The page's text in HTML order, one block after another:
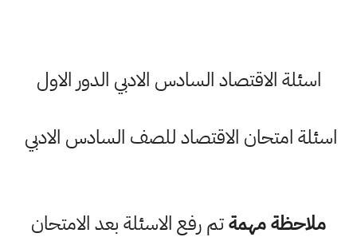
اسئلة الاقتصاد السادس الادبي الدور الاول
اسئلة امتحان الاقتصاد للصف السادس الادبي
ملاحظة مهمةتم رفع الاسئلة بعد الامتحان